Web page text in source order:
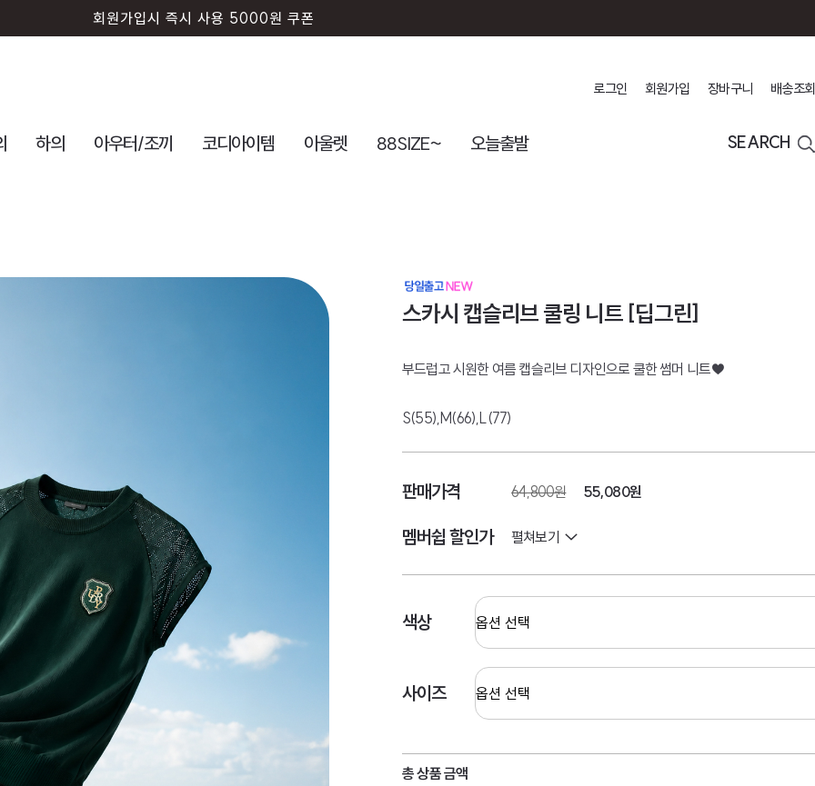
회원가입시 즉시 사용 5000원 쿠폰
로그인 회원가입 장바구니 배송조회
하의 아우터/조끼 코디아이템 아울렛 88SIZE~ 오늘출발 SEARCH
스카시 캡슬리브 쿨링 니트 [딥그린]
부드럽고 시원한 여름 캡슬리브 디자인으로 쿨한 썸머 니트♥
S(55),M(66),L(77)
판매가격 64,800원 55,080원
멤버쉽 할인가 펼쳐보기
색상
사이즈
총 상품 금액